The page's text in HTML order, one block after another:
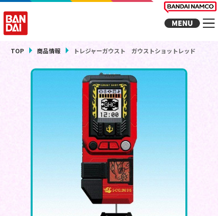
TOP 商品情報 トレジャーガウスト ガウストショットレッド